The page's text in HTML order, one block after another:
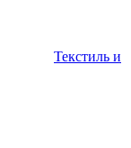
Текстиль и